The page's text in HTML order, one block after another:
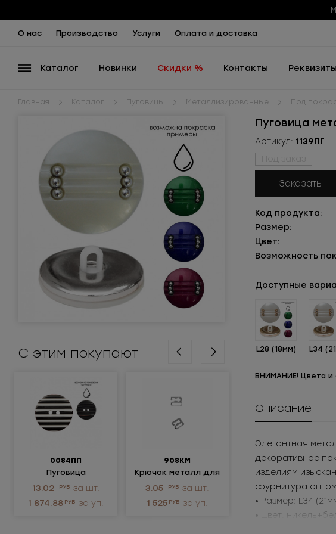
О нас Производство Услуги Оплата и доставка
Каталог Новинки Скидки % Контакты Реквизиты
Главная Каталог Пуговицы Металлизированные Под
С этим покупают
0084ПП
Пуговица
пластиковая
13.02 РУБ за шт.
1 874.88 РУБ за уп.
908КМ
Крючок металл для
нижнего белья
3.05 РУБ за шт.
1 525 РУБ за уп.
ММ8ТД40
Молния
металлическая
неразъемная 8Т
122.94 РУБ за шт.
1 229.4РУБ за уп.
Пуговица
Артикул: 1139ПГ
Под заказ
Заказать
Код продукта:
Размер:
Цвет:
Возможность
Доступные
L28 (18мм) L34
ВНИМАНИЕ! Цвета и
Описание
Элегантная
декоративное
изделиям
фурнитура
• Размер: L34
• Цвет:
Применение: